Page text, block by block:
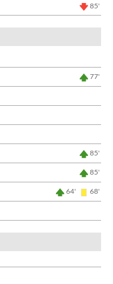
85'
77'
85'
85'
64' 68'